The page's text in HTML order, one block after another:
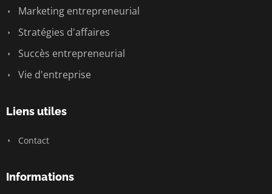
Marketing entrepreneurial
Stratégies d'affaires
Succès entrepreneurial
Vie d'entreprise
Liens utiles
Contact
Informations